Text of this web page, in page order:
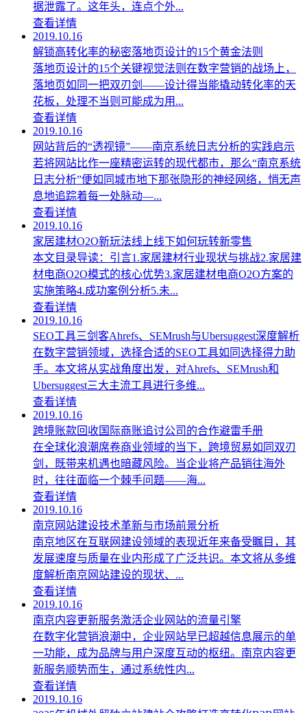
据泄露了。这年头，连点个外...
查看详情
2019.10.16
解锁高转化率的秘密落地页设计的15个黄金法则
落地页设计的15个关键视觉法则在数字营销的战场上，
落地页如同一把双刃剑——设计得当能撬动转化率的天
花板，处理不当则可能成为用...
查看详情
2019.10.16
网站背后的“透视镜”——南京系统日志分析的实践启示
若将网站比作一座精密运转的现代都市，那么“南京系统
日志分析”便如同城市地下那张隐形的神经网络，悄无声
息地追踪着每一处脉动—...
查看详情
2019.10.16
家居建材O2O新玩法线上线下如何玩转新零售
本文目录导读：引言1.家居建材行业现状与挑战2.家居建
材电商O2O模式的核心优势3.家居建材电商O2O方案的
实施策略4.成功案例分析5.未...
查看详情
2019.10.16
SEO工具三剑客Ahrefs、SEMrush与Ubersuggest深度解析
在数字营销领域，选择合适的SEO工具如同选择得力助
手。本文将从实战角度出发，对Ahrefs、SEMrush和
Ubersuggest三大主流工具进行多维...
查看详情
2019.10.16
跨境账款回收国际商账追讨公司的合作避雷手册
在全球化浪潮席卷商业领域的当下，跨境贸易如同双刃
剑，既带来机遇也暗藏风险。当企业将产品销往海外
时，往往面临一个棘手问题——海...
查看详情
2019.10.16
南京网站建设技术革新与市场前景分析
南京地区在互联网建设领域的表现近年来备受瞩目，其
发展速度与质量在业内形成了广泛共识。本文将从多维
度解析南京网站建设的现状、...
查看详情
2019.10.16
南京内容更新服务激活企业网站的流量引擎
在数字化营销浪潮中，企业网站早已超越信息展示的单
一功能，成为品牌与用户深度互动的枢纽。南京内容更
新服务顺势而生，通过系统性内...
查看详情
2019.10.16